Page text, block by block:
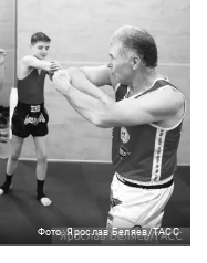
Фото: Ярослав Беляев/ТАСС